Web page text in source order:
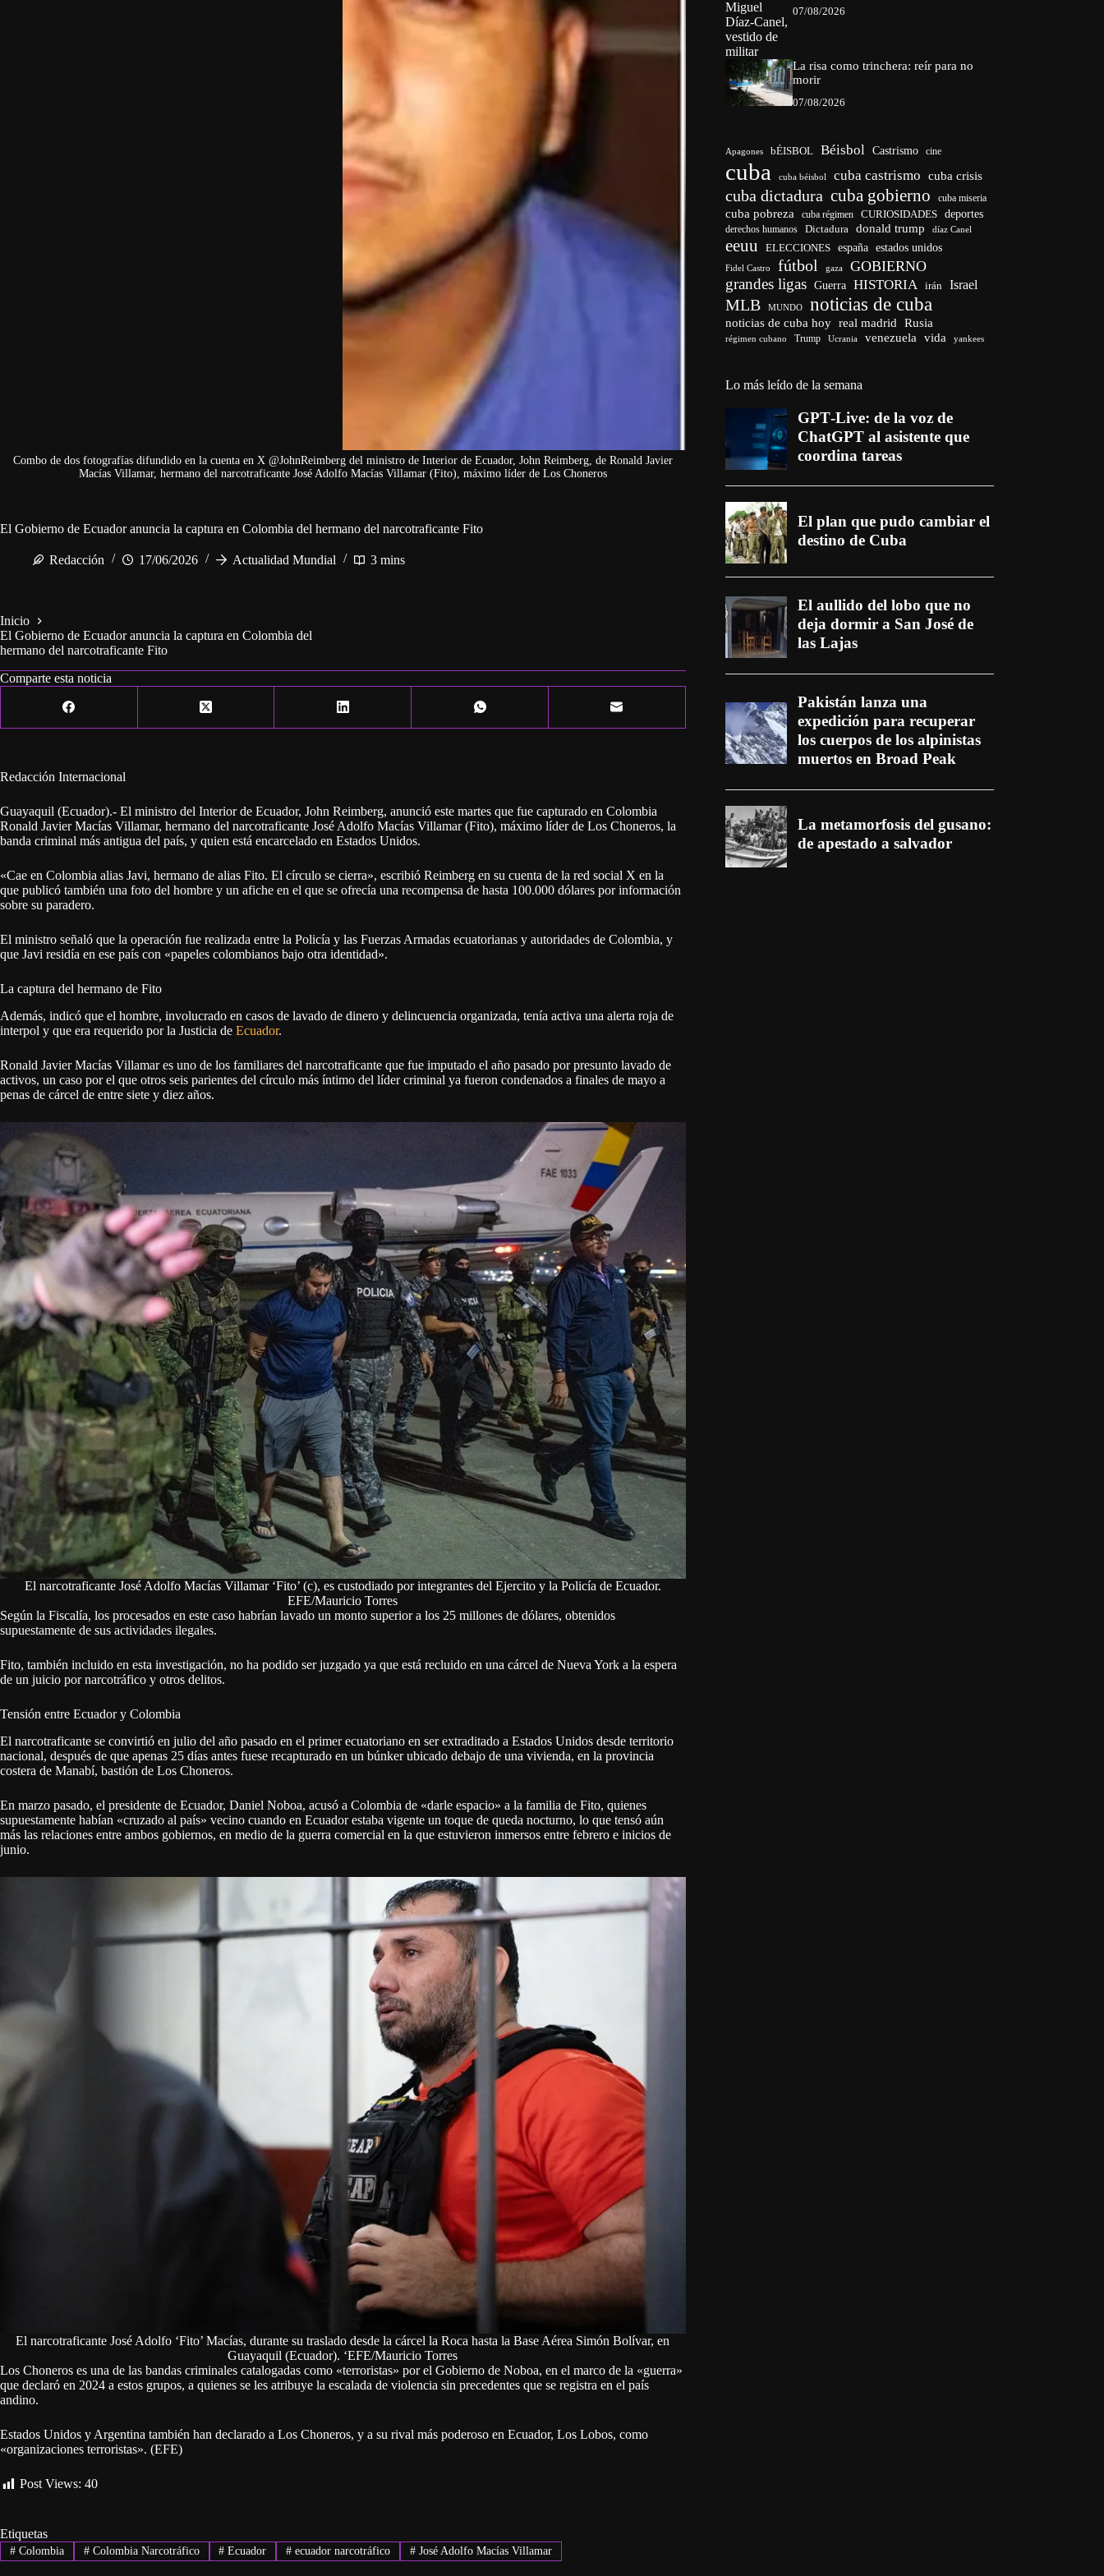
Combo de dos fotografías difundido en la cuenta en X @JohnReimberg del ministro de Interior de Ecuador, John Reimberg, de Ronald Javier
Macías Villamar, hermano del narcotraficante José Adolfo Macías Villamar (Fito), máximo líder de Los Choneros
El Gobierno de Ecuador anuncia la captura en Colombia del hermano del narcotraficante Fito
Redacción 17/06/2026 Actualidad Mundial 3 mins
Inicio
El Gobierno de Ecuador anuncia la captura en Colombia del
hermano del narcotraficante Fito
Comparte esta noticia
Redacción Internacional
Guayaquil (Ecuador).- El ministro del Interior de Ecuador, John Reimberg, anunció este martes que fue capturado en Colombia
Ronald Javier Macías Villamar, hermano del narcotraficante José Adolfo Macías Villamar (Fito), máximo líder de Los Choneros, la
banda criminal más antigua del país, y quien está encarcelado en Estados Unidos.
«Cae en Colombia alias Javi, hermano de alias Fito. El círculo se cierra», escribió Reimberg en su cuenta de la red social X en la
que publicó también una foto del hombre y un afiche en el que se ofrecía una recompensa de hasta 100.000 dólares por información
sobre su paradero.
El ministro señaló que la operación fue realizada entre la Policía y las Fuerzas Armadas ecuatorianas y autoridades de Colombia, y
que Javi residía en ese país con «papeles colombianos bajo otra identidad».
La captura del hermano de Fito
Además, indicó que el hombre, involucrado en casos de lavado de dinero y delincuencia organizada, tenía activa una alerta roja de
interpol y que era requerido por la Justicia de Ecuador.
Ronald Javier Macías Villamar es uno de los familiares del narcotraficante que fue imputado el año pasado por presunto lavado de
activos, un caso por el que otros seis parientes del círculo más íntimo del líder criminal ya fueron condenados a finales de mayo a
penas de cárcel de entre siete y diez años.
El narcotraficante José Adolfo Macías Villamar ‘Fito’ (c), es custodiado por integrantes del Ejercito y la Policía de Ecuador.
EFE/Mauricio Torres
Según la Fiscalía, los procesados en este caso habrían lavado un monto superior a los 25 millones de dólares, obtenidos
supuestamente de sus actividades ilegales.
Fito, también incluido en esta investigación, no ha podido ser juzgado ya que está recluido en una cárcel de Nueva York a la espera
de un juicio por narcotráfico y otros delitos.
Tensión entre Ecuador y Colombia
El narcotraficante se convirtió en julio del año pasado en el primer ecuatoriano en ser extraditado a Estados Unidos desde territorio
nacional, después de que apenas 25 días antes fuese recapturado en un búnker ubicado debajo de una vivienda, en la provincia
costera de Manabí, bastión de Los Choneros.
En marzo pasado, el presidente de Ecuador, Daniel Noboa, acusó a Colombia de «darle espacio» a la familia de Fito, quienes
supuestamente habían «cruzado al país» vecino cuando en Ecuador estaba vigente un toque de queda nocturno, lo que tensó aún
más las relaciones entre ambos gobiernos, en medio de la guerra comercial en la que estuvieron inmersos entre febrero e inicios de
junio.
El narcotraficante José Adolfo ‘Fito’ Macías, durante su traslado desde la cárcel la Roca hasta la Base Aérea Simón Bolívar, en
Guayaquil (Ecuador). ‘EFE/Mauricio Torres
Los Choneros es una de las bandas criminales catalogadas como «terroristas» por el Gobierno de Noboa, en el marco de la «guerra»
que declaró en 2024 a estos grupos, a quienes se les atribuye la escalada de violencia sin precedentes que se registra en el país
andino.
Estados Unidos y Argentina también han declarado a Los Choneros, y a su rival más poderoso en Ecuador, Los Lobos, como
«organizaciones terroristas». (EFE)
Post Views: 40
Etiquetas
#Colombia #Colombia Narcotráfico # Ecuador # ecuador narcotráfico # José Adolfo Macías Villamar
07/08/2026
La risa como trinchera: reír para no
morir
07/08/2026
Apagones bÉISBOL Béisbol Castrismo cine
cuba cuba béisbol cuba castrismo cuba crisis
cuba dictadura cuba gobierno cuba miseria
cuba pobreza cuba régimen CURIOSIDADES deportes
derechos humanos Dictadura donald trump díaz Canel
eeuu ELECCIONES españa estados unidos
Fidel Castro fútbol gaza GOBIERNO
grandes ligas Guerra HISTORIA irán Israel
MLB MUNDO noticias de cuba
noticias de cuba hoy real madrid Rusia
régimen cubano Trump Ucrania venezuela vida yankees
Lo más leído de la semana